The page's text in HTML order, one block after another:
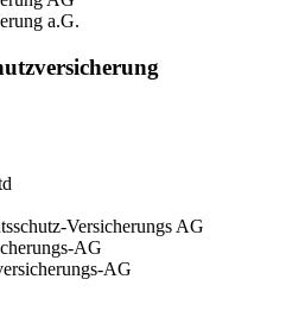
a.G.
Versicherungs AG
AG
AG